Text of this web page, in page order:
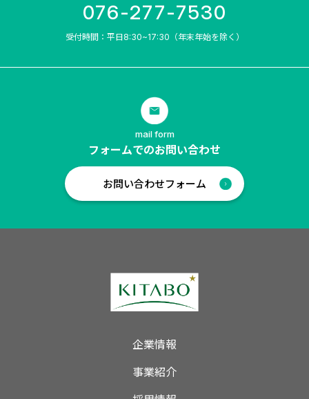
076-277-7530
受付時間：平日8:30~17:30（年末年始を除く）
mail form
フォームでのお問い合わせ
お問い合わせフォーム
企業情報
事業紹介